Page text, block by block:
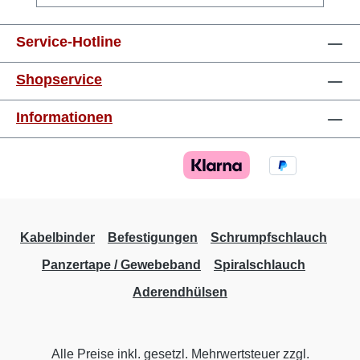
mm 10,0 mm²elfenbein12 mm 16,0
mm²grün12 mm 25,0 mm²braun16 mm 35,0
mm²grau16 mm 50,0 mm²olive20 mm
Service-Hotline
Shopservice
Informationen
Kabelbinder Befestigungen
Schrumpfschlauch
Panzertape / Gewebeband
Spiralschlauch
Aderendhülsen
Alle Preise inkl. gesetzl. Mehrwertsteuer zzgl.